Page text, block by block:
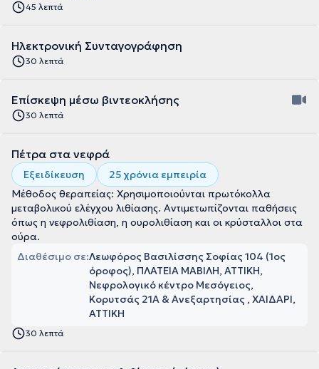
45 λεπτά
Ηλεκτρονική Συνταγογράφηση
30 λεπτά
Επίσκεψη μέσω βιντεοκλήσης
30 λεπτά
Πέτρα στα νεφρά
Εξειδίκευση
25 χρόνια εμπειρία
Μέθοδος θεραπείας: Χρησιμοποιούνται πρωτόκολλα
μεταβολικού ελέγχου λιθίασης. Αντιμετωπίζονται παθήσεις
όπως η νεφρολιθίαση, η ουρολιθίαση και οι κρύσταλλοι στα
ούρα.
Διαθέσιμο σε:Λεωφόρος Βασιλίσσης Σοφίας 104 (1ος
όροφος), ΠΛΑΤΕΙΑ ΜΑΒΙΛΗ, ΑΤΤΙΚΗ
Νεφρολογικό κέντρο Μεσόγειος,
Κορυτσάς 21Α & Ανεξαρτησίας , ΧΑΙΔΑΡΙ,
ΑΤΤΙΚΗ
30 λεπτά